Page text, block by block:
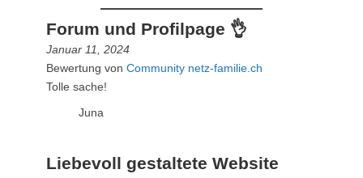
Forum und Profilpage 👌
Januar 11, 2024
Bewertung von Community netz-familie.ch
Tolle sache!
Juna
Liebevoll gestaltete Website